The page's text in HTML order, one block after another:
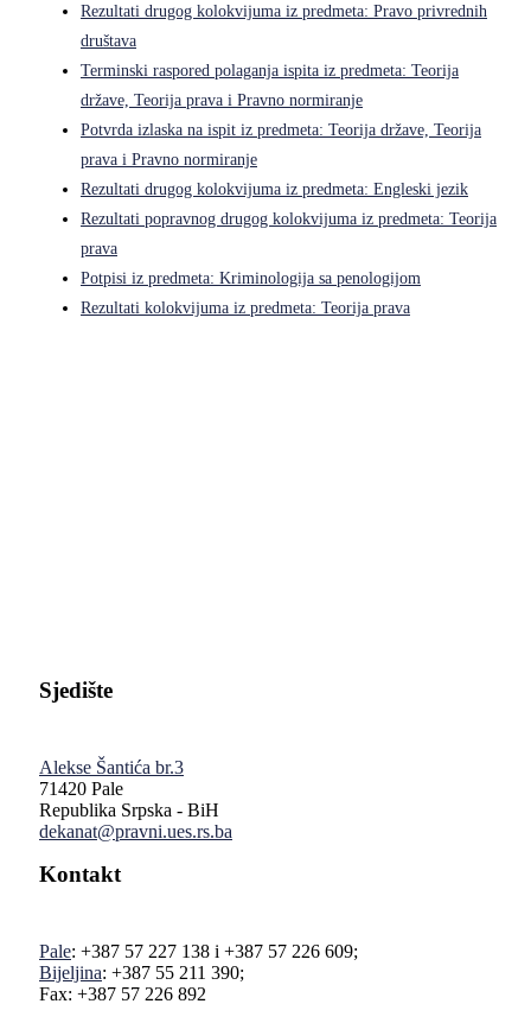
Rezultati drugog kolokvijuma iz predmeta: Pravo privrednih
društava
Terminski raspored polaganja ispita iz predmeta: Teorija
države, Teorija prava i Pravno normiranje
Potvrda izlaska na ispit iz predmeta: Teorija države, Teorija
prava i Pravno normiranje
Rezultati drugog kolokvijuma iz predmeta: Engleski jezik
Rezultati popravnog drugog kolokvijuma iz predmeta: Teorija
prava
Potpisi iz predmeta: Kriminologija sa penologijom
Rezultati kolokvijuma iz predmeta: Teorija prava
Sjedište
Alekse Šantića br.3
71420 Pale
Republika Srpska - BiH
dekanat@pravni.ues.rs.ba
Kontakt
Pale: +387 57 227 138 i +387 57 226 609;
Bijeljina: +387 55 211 390;
Fax: +387 57 226 892